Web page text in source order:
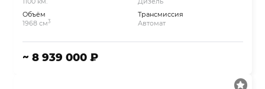
Объём
1968 см3
Трансмиссия
Автомат
~ 8 939 000 ₽